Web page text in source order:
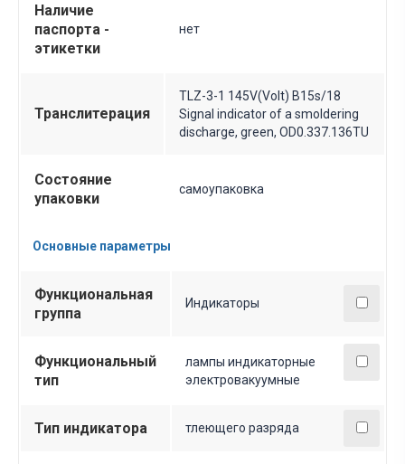
Наличие
паспорта -
этикетки
нет
Транслитерация
TLZ-3-1 145V(Volt) B15s/18
Signal indicator of a smoldering
discharge, green, OD0.337.136TU
Состояние
упаковки
самоупаковка
Основные параметры
Функциональная
группа
Индикаторы
Функциональный
тип
лампы индикаторные
электровакуумные
Тип индикатора тлеющего разряда